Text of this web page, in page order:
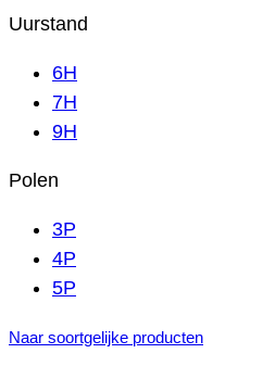
Uurstand
6H
7H
9H
Polen
3P
4P
5P
Naar soortgelijke producten